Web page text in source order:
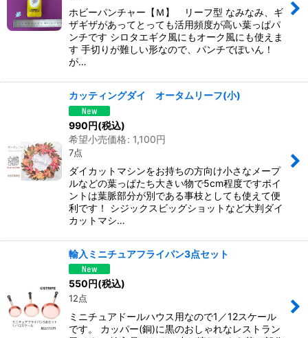
ホビーパンチャー【Ｍ】 リーフ型 なみなみ、ギ
ザギザがあってとっても活用頻度が高い葉っぱパ
ンチです シロタエギク風にもオーク風にも使えま
す 手切りが難しい形なので、パンチでぽいん！
が…
カッティングダイ オータムリーフ(小)
990円(税込)
希望小売価格: 1,100円
7点
ダイカットマシンをお持ちの方向け小さなメープ
ルなどの葉っぱたち大きい物で5cm程度ですポイ
ントは葉脈部分が別である事枝としても使えて便
利です！ シジックスビッグショットなど大判ダイ
カットマシ…
輸入ミニチュアフライパン3点セット
550円(税込)
12点
ミニチュアドールハウス用なので1／12スケール
です。 カッパー(銅)に黒のおしゃれなレストラン